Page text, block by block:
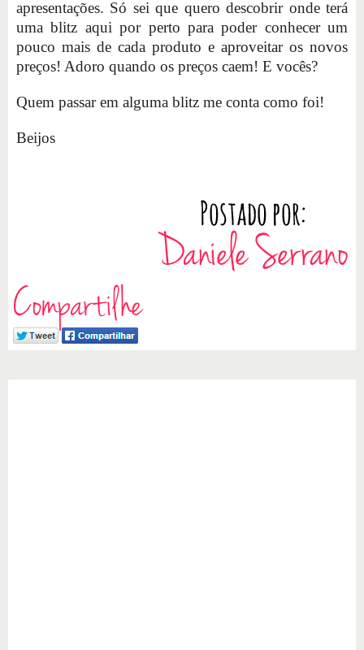
apresentações. Só sei que quero descobrir onde terá
uma blitz aqui por perto para poder conhecer um
pouco mais de cada produto e aproveitar os novos
preços! Adoro quando os preços caem! E vocês?
Quem passar em alguma blitz me conta como foi!
Beijos
Compartilhe